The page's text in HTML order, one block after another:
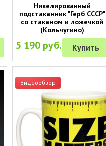
Никелированный
подстаканник "Герб СССР"
со стаканом и ложечкой
(Кольчугино)
5 190 руб. Купить
Видеообзор